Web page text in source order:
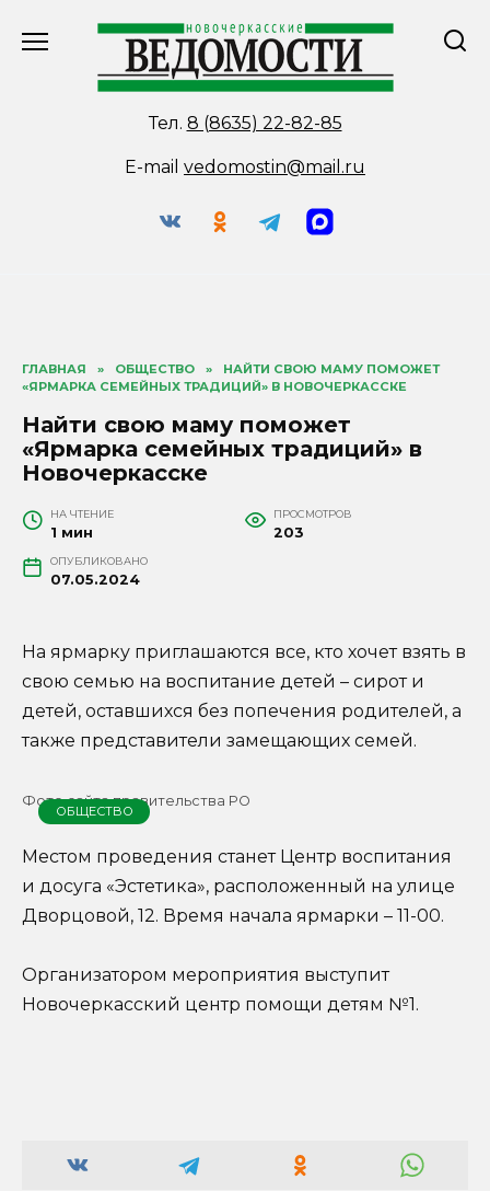
Тел. 8 (8635) 22-82-85
E-mail vedomostin@mail.ru
ГЛАВНАЯ » ОБЩЕСТВО »
НАЙТИ СВОЮ МАМУ ПОМОЖЕТ
«ЯРМАРКА СЕМЕЙНЫХ ТРАДИЦИЙ» В НОВОЧЕРКАССКЕ
Найти свою маму поможет
«Ярмарка семейных традиций» в
Новочеркасске
НА ЧТЕНИЕ
1 мин
ПРОСМОТРОВ
203
ОПУБЛИКОВАНО
07.05.2024
На ярмарку приглашаются все, кто хочет взять в
свою семью на воспитание детей – сирот и
детей, оставшихся без попечения родителей, а
также представители замещающих семей.
Фото сайта правительства РО
ОБЩЕСТВО
Местом проведения станет Центр воспитания
и досуга «Эстетика», расположенный на улице
Дворцовой, 12. Время начала ярмарки – 11-00.
Организатором мероприятия выступит
Новочеркасский центр помощи детям №1.